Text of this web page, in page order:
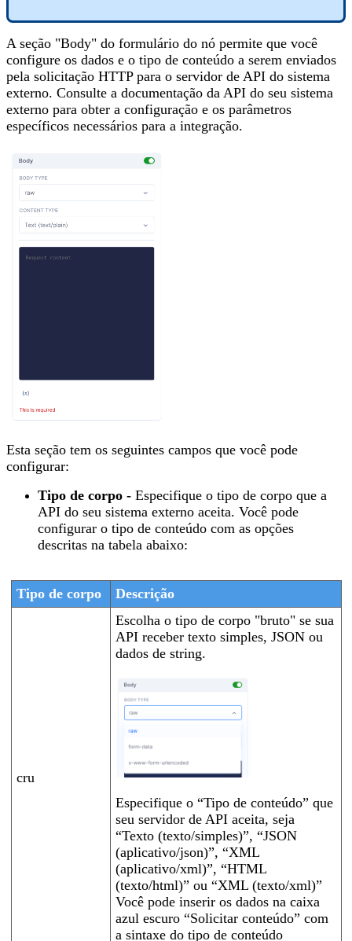
A seção "Body" do formulário do nó permite que você
configure os dados e o tipo de conteúdo a serem enviados
pela solicitação HTTP para o servidor de API do sistema
externo. Consulte a documentação da API do seu sistema
externo para obter a configuração e os parâmetros
específicos necessários para a integração.
Esta seção tem os seguintes campos que você pode
configurar:
Tipo de corpo - Especifique o tipo de corpo que a
API do seu sistema externo aceita. Você pode
configurar o tipo de conteúdo com as opções
descritas na tabela abaixo:
Tipo de corpo Descrição
cru
Escolha o tipo de corpo "bruto" se sua
API receber texto simples, JSON ou
dados de string.
Especifique o “Tipo de conteúdo” que
seu servidor de API aceita, seja
“Texto (texto/simples)”, “JSON
(aplicativo/json)”, “XML
(aplicativo/xml)”, “HTML
(texto/html)” ou “XML (texto/xml)”
Você pode inserir os dados na caixa
azul escuro “Solicitar conteúdo” com
a sintaxe do tipo de conteúdo